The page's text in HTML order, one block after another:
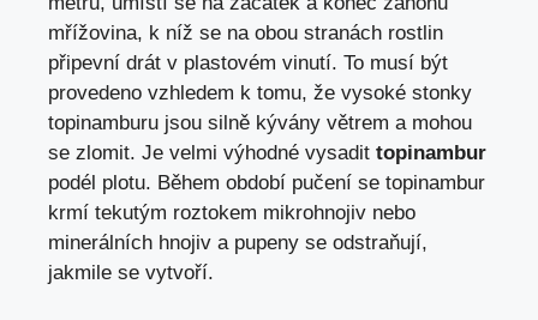
mřížovina, k níž se na obou stranách rostlin
připevní drát v plastovém vinutí. To musí být
provedeno vzhledem k tomu, že vysoké stonky
topinamburu jsou silně kývány větrem a mohou
se zlomit. Je velmi výhodné vysadit topinambur
podél plotu. Během období pučení se topinambur
krmí tekutým roztokem mikrohnojiv nebo
minerálních hnojiv a pupeny se odstraňují,
jakmile se vytvoří.